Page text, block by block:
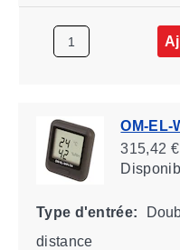
OM-EL-
315,42
Type d'entrée:
distance